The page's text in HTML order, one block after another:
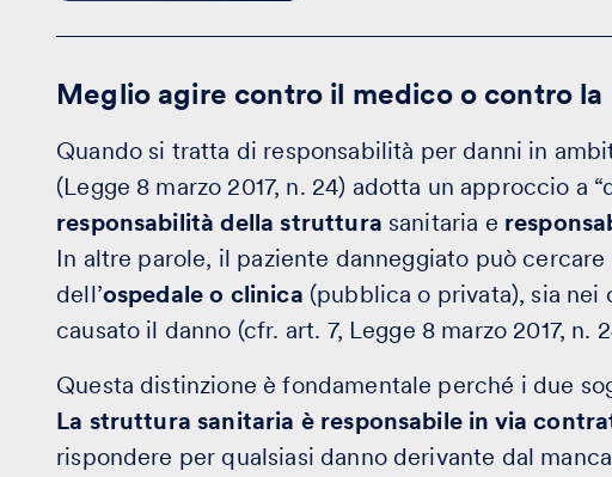
preventivo
Meglio agire contro il medico o contro
Quando si tratta di responsabilità per danni in
(Legge 8 marzo 2017, n. 24) adotta un approccio a
responsabilità della struttura sanitaria e
In altre parole, il paziente danneggiato può
dell’ospedale o clinica (pubblica o privata), sia nei
causato il danno (cfr. art. 7, Legge 8 marzo 2017, n.
Questa distinzione è fondamentale perché i due
La struttura sanitaria è responsabile in via
rispondere per qualsiasi danno derivante dal